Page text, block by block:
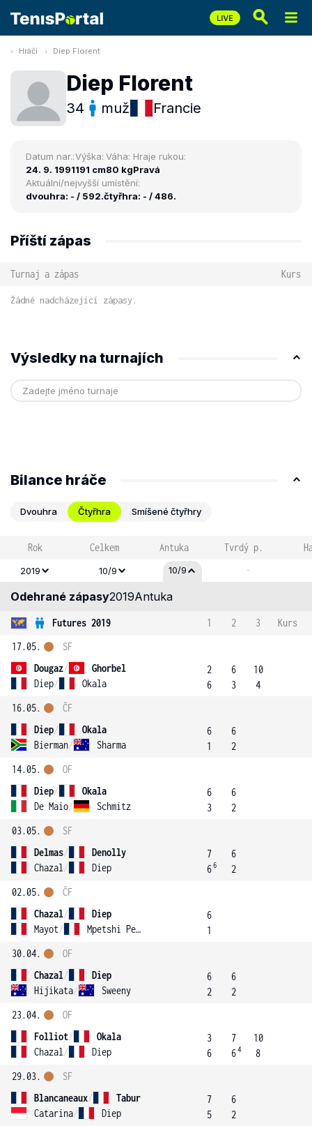
Hráči Diep Florent
Diep Florent
34 muž Francie
Datum nar.:
24. 9. 1991
Výška:
191 cm
Váha:
80 kg
Hraje rukou:
Pravá
Aktuální/nejvyšší umístění:
dvouhra: - / 592.čtyřhra: - / 486.
Příští zápas
Turnaj a zápas Kurs
Žádné nadcházející zápasy.
Výsledky na turnajích
Bilance hráče
Dvouhra Čtyřhra Smíšené čtyřhry
Rok Celkem Antuka Tvrdý p.
2019 10/9 10/9 -
Odehrané zápasy2019Antuka
Futures 2019 1 2 3
Kurs
17.05.
Dougaz/
Ghorbel
Diep/ Okala
SF
2
6
6
3
10
4
16.05.
Diep/
Okala
Bierman/ Sharma
ČF
6
1
6
2
14.05.
Diep/
Okala
De Maio/ Schmitz
OF
6
3
6
2
03.05.
Delmas/
Denolly
Chazal / Diep
SF
7
66
6
2
02.05.
Chazal/
Diep
Mayot/ Mpetshi Perricard
ČF
6
1
30.04.
Chazal/
Diep
Hijikata/ Sweeny
OF
6
2
6
2
23.04.
Folliot/
Okala
Chazal / Diep
OF
3
6
7
64
10
8
29.03.
Blancaneaux/
Tabur
Catarina/ Diep
SF
7
5
6
2